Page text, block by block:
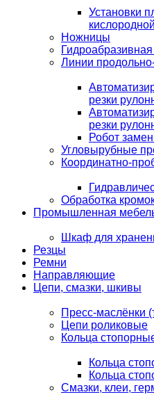
Установки
Ножницы
Гидроабразивная
Линии
резки
резки
Робот
Угловырубные
Координатно-
Обработка
Промышленная
Шкаф для
Резцы
Ремни
Направляющие
Цепи, смазки, шкивы
Пресс-маслёнки
Цепи роликовые
Кольца
Кольца
Кольца
Смазки, клеи,